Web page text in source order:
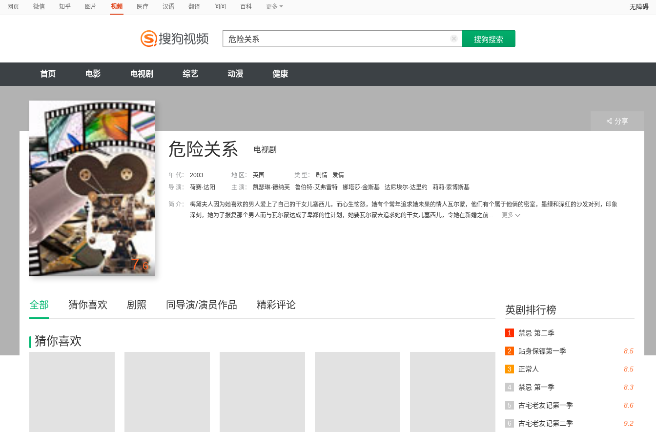
网页 微信 知乎 图片 视频 医疗 汉语 翻译 问问 百科 更多 无障碍
首页 电影 电视剧 综艺 动漫 健康
7.6
电视剧
危险关系
年 代： 2003 地 区： 英国 类 型： 剧情
爱情
导 演：
荷赛·达阳 主 演： 凯瑟琳·德纳芙 鲁伯特·艾弗雷特 娜塔莎·金斯基 达尼埃尔·达里约 莉莉·索博斯基
简 介：
梅黛夫人因为她喜欢的男人爱上了自己的干女儿塞西儿，而心生恼怒，她有个常年追求她未果的情人瓦尔蒙，他们有个属于他俩的密室，墨绿和深红的沙发对列，印象
深刻。她为了报复那个男人而与瓦尔蒙达成了卑鄙的性计划，她要瓦尔蒙去追求她的干女儿塞西儿，令她在新婚之前...
更多
分享
英剧排行榜
1 禁忌 第二季
8.5
2 贴身保镖第一季
8.5
3 正常人
8.3
4 禁忌 第一季
8.6
5 古宅老友记第一季
9.2
6 古宅老友记第二季
全部 猜你喜欢 剧照 同导演/演员作品 精彩评论
猜你喜欢